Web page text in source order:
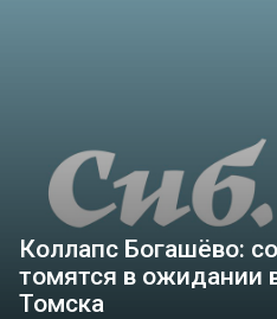
Коллапс Богашёво:
томятся в ожидании
Томска